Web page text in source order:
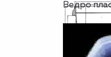
Ведро